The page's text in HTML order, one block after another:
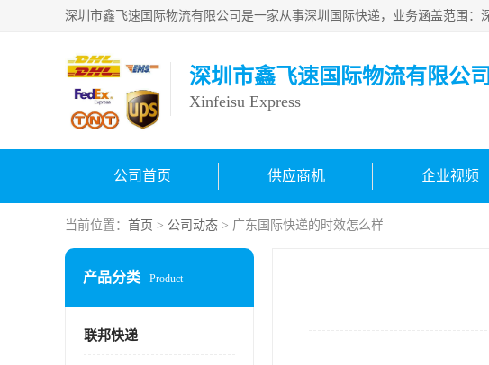
深圳市鑫飞速国际物流有限公司
Xinfeisu Express
公司首页 供应商机 企业视频
当前位置： 首页 > 公司动态 > 广东国际快递的时效怎么样
产品分类 Product
联邦快递